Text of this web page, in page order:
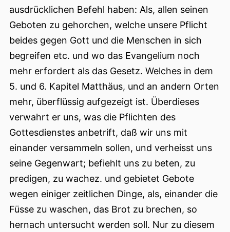
ausdrücklichen Befehl haben: Als, allen seinen
Geboten zu gehorchen, welche unsere Pflicht
beides gegen Gott und die Menschen in sich
begreifen etc. und wo das Evangelium noch
mehr erfordert als das Gesetz. Welches in dem
5. und 6. Kapitel Matthäus, und an andern Orten
mehr, überflüssig aufgezeigt ist. Überdieses
verwahrt er uns, was die Pflichten des
Gottesdienstes anbetrift, daß wir uns mit
einander versammeln sollen, und verheisst uns
seine Gegenwart; befiehlt uns zu beten, zu
predigen, zu wachez. und gebietet Gebote
wegen einiger zeitlichen Dinge, als, einander die
Füsse zu waschen, das Brot zu brechen, so
hernach untersucht werden soll. Nur zu diesem